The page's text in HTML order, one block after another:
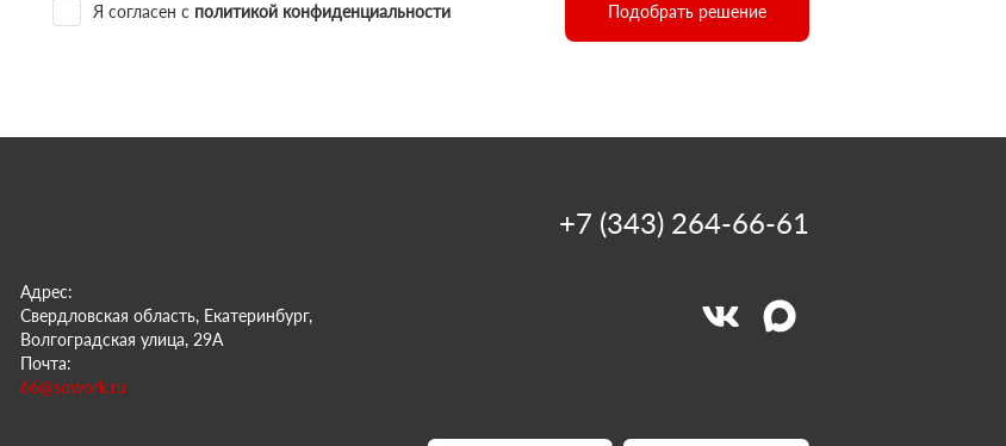
Я согласен с политикой конфиденциальности Подобрать решение
Адрес:
Свердловская область, Екатеринбург,
Волгоградская улица, 29А
Почта:
66@sowork.ru
+7 (343) 264-66-61